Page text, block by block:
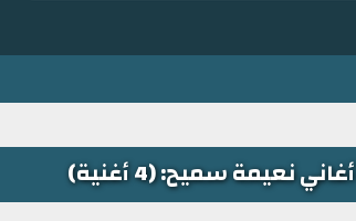
أغاني نعيمة سميح: (4 أغنية)